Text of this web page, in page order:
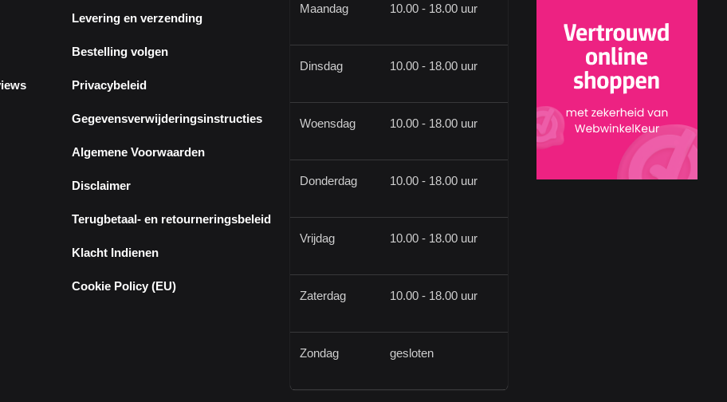
Levering en verzending
Bestelling volgen
Privacybeleid
Gegevensverwijderingsinstructies
Algemene Voorwaarden
Disclaimer
Terugbetaal- en retourneringsbeleid
Klacht Indienen
Cookie Policy (EU)
Maandag 10.00 - 18.00 uur
Dinsdag 10.00 - 18.00 uur
Woensdag 10.00 - 18.00 uur
Donderdag 10.00 - 18.00 uur
Vrijdag 10.00 - 18.00 uur
Zaterdag 10.00 - 18.00 uur
Zondag gesloten